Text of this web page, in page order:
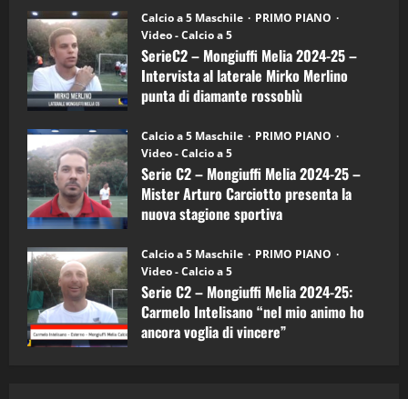
6)
–
Intervista
a
mister
Arturo
Carciotto
(Mongiuffi
Calcio a 5 Maschile
PRIMO PIANO
Video - Calcio a 5
SerieC2 – Mongiuffi Melia 2024-25 –
Intervista al laterale Mirko Merlino
punta di diamante rossoblù
Calcio a 5 Maschile
PRIMO PIANO
Video - Calcio a 5
Serie C2 – Mongiuffi Melia 2024-25 –
Mister Arturo Carciotto presenta la
nuova stagione sportiva
Calcio a 5 Maschile
PRIMO PIANO
Video - Calcio a 5
Serie C2 – Mongiuffi Melia 2024-25:
Carmelo Intelisano “nel mio animo ho
ancora voglia di vincere”
5
“SportEmpire” in Podcast: 26^ Puntata
(Martedi 07 Aprile 2026)
08/04/2026
1
“SportEmpire” in Podcast: 30^ Puntata
(Martedi 05 Maggio 2026)
08/05/2026
2
“SportEmpire” in Podcast: 29^ Puntata
(Martedi 28 Aprile 2026)
28/04/2026